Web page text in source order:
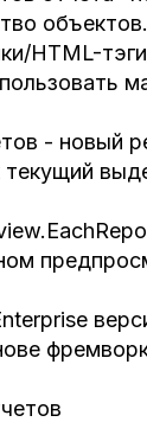
объектов.
HTML-
- новый
текущий